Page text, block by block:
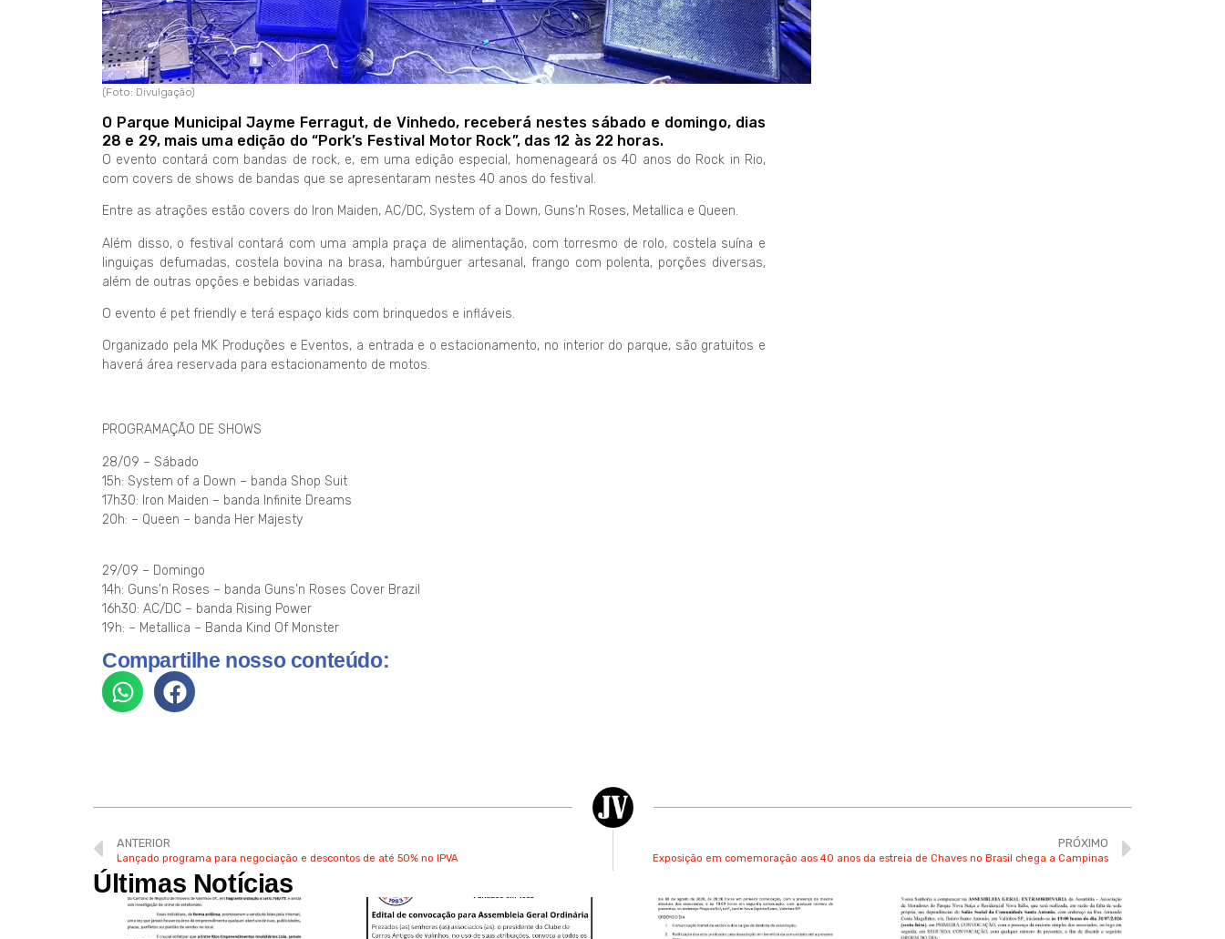
(Foto: Divulgação)
O Parque Municipal Jayme Ferragut, de Vinhedo, receberá nestes sábado e domingo, dias
28 e 29, mais uma edição do “Pork’s Festival Motor Rock”, das 12 às 22 horas.
O evento contará com bandas de rock, e, em uma edição especial, homenageará os 40 anos do Rock in Rio,
com covers de shows de bandas que se apresentaram nestes 40 anos do festival.
Entre as atrações estão covers do Iron Maiden, AC/DC, System of a Down, Guns’n Roses, Metallica e Queen.
Além disso, o festival contará com uma ampla praça de alimentação, com torresmo de rolo, costela suína e
linguiças defumadas, costela bovina na brasa, hambúrguer artesanal, frango com polenta, porções diversas,
além de outras opções e bebidas variadas.
O evento é pet friendly e terá espaço kids com brinquedos e infláveis.
Organizado pela MK Produções e Eventos, a entrada e o estacionamento, no interior do parque, são gratuitos e
haverá área reservada para estacionamento de motos.
PROGRAMAÇÃO DE SHOWS
28/09 – Sábado
15h: System of a Down – banda Shop Suit
17h30: Iron Maiden – banda Infinite Dreams
20h: – Queen – banda Her Majesty
29/09 – Domingo
14h: Guns’n Roses – banda Guns’n Roses Cover Brazil
16h30: AC/DC – banda Rising Power
19h: – Metallica – Banda Kind Of Monster
Compartilhe nosso conteúdo:
ANTERIOR
Lançado programa para negociação e descontos de até 50% no IPVA
PRÓXIMO
Exposição em comemoração aos 40 anos da estreia de Chaves no Brasil chega a Campinas
Últimas Notícias